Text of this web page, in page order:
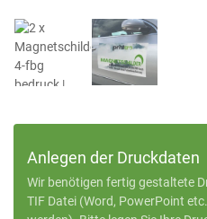
Anlegen der Druckdaten
Wir benötigen fertig gestaltete
TIF Datei (Word, PowerPoint